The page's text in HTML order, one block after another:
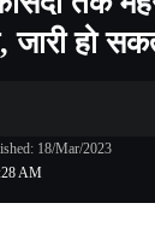
हो
AM
18/Mar/2023